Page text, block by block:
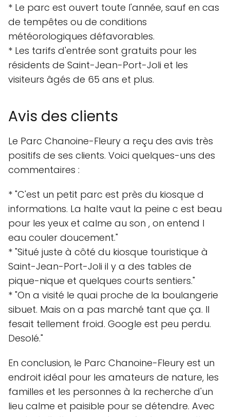
* Le parc est ouvert toute l'année, sauf en cas
de tempêtes ou de conditions
météorologiques défavorables.
* Les tarifs d'entrée sont gratuits pour les
résidents de Saint-Jean-Port-Joli et les
visiteurs âgés de 65 ans et plus.
Avis des clients
Le Parc Chanoine-Fleury a reçu des avis très
positifs de ses clients. Voici quelques-uns des
commentaires :
* "C'est un petit parc est près du kiosque d
informations. La halte vaut la peine c est beau
pour les yeux et calme au son , on entend l
eau couler doucement."
* "Situé juste à côté du kiosque touristique à
Saint-Jean-Port-Joli il y a des tables de
pique-nique et quelques courts sentiers."
* "On a visité le quai proche de la boulangerie
sibuet. Mais on a pas marché tant que ça. Il
fesait tellement froid. Google est peu perdu.
Desolé."
En conclusion, le Parc Chanoine-Fleury est un
endroit idéal pour les amateurs de nature, les
familles et les personnes à la recherche d'un
lieu calme et paisible pour se détendre. Avec